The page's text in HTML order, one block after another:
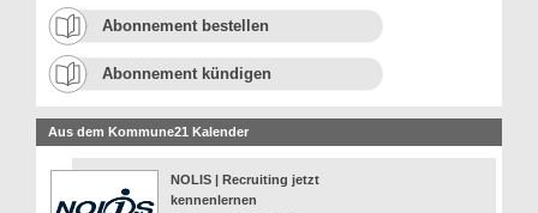
Abonnement bestellen
Abonnement kündigen
Aus dem Kommune21 Kalender
NOLIS | Recruiting jetzt
kennenlernen